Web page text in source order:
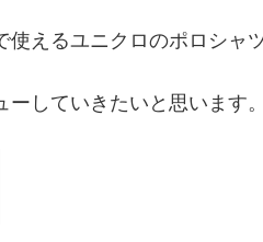
使えるユニクロのポロシャ
ーしていきたいと思います